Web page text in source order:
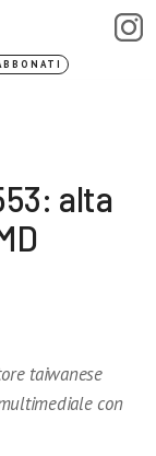
alta
taiwanese
con